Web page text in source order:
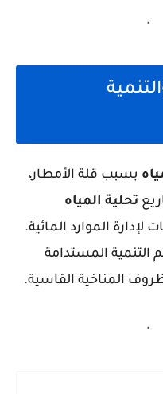
بسبب قلة الأمطار،
تحلية المياه
لإدارة الموارد المائية.
المستدامة
المناخية القاسية.